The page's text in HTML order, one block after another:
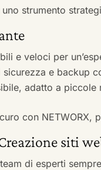
strumento
e veloci per
sicurezza e backup
adatto a piccole
con NETWORX,
siti
di esperti